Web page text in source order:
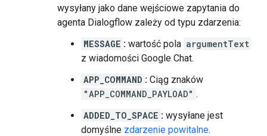
wysyłany jako dane wejściowe zapytania do
agenta Dialogflow zależy od typu zdarzenia:
MESSAGE : wartość pola argumentText
z wiadomości Google Chat.
APP_COMMAND : Ciąg znaków
"APP_COMMAND_PAYLOAD" .
ADDED_TO_SPACE : wysyłane jest
domyślne zdarzenie powitalne.